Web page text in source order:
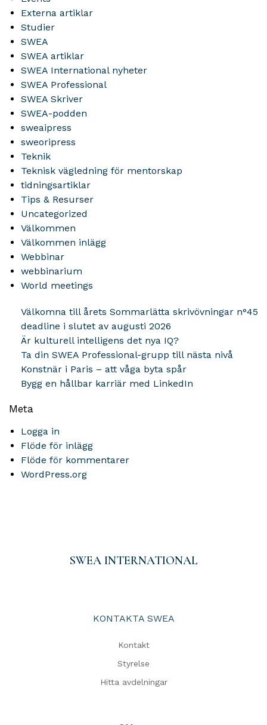
Externa artiklar
Studier
SWEA
SWEA artiklar
SWEA International nyheter
SWEA Professional
SWEA Skriver
SWEA-podden
sweaipress
sweoripress
Teknik
Teknisk vägledning för mentorskap
tidningsartiklar
Tips & Resurser
Uncategorized
Välkommen
Välkommen inlägg
Webbinar
webbinarium
World meetings
Välkomna till årets Sommarlätta skrivövningar n°45
deadline i slutet av augusti 2026
Är kulturell intelligens det nya IQ?
Ta din SWEA Professional-grupp till nästa nivå
Konstnär i Paris – att våga byta spår
Bygg en hållbar karriär med LinkedIn
Meta
Logga in
Flöde för inlägg
Flöde för kommentarer
WordPress.org
SWEA INTERNATIONAL
KONTAKTA SWEA
Kontakt
Styrelse
Hitta avdelningar